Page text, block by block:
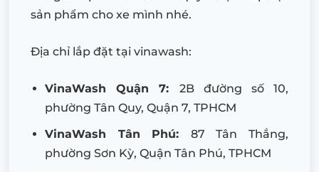
sản phẩm cho xe mình nhé.
Địa chỉ lắp đặt tại vinawash:
VinaWash Quận 7: 2B đường số 10,
phường Tân Quy, Quận 7, TPHCM
VinaWash Tân Phú: 87 Tân Thắng,
phường Sơn Kỳ, Quận Tân Phú, TPHCM